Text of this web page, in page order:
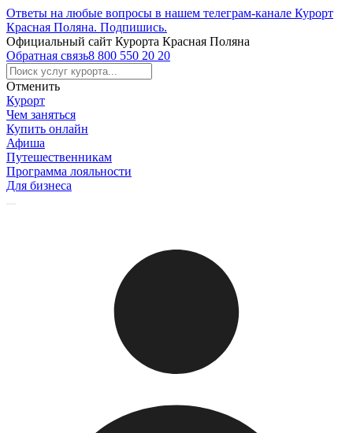
Ответы на любые вопросы в нашем телеграм-канале Курорт
Красная Поляна. Подпишись.
Официальный сайт Курорта Красная Поляна
Обратная связь8 800 550 20 20
Отменить
Курорт
Чем заняться
Купить онлайн
Афиша
Путешественникам
Программа лояльности
Для бизнеса